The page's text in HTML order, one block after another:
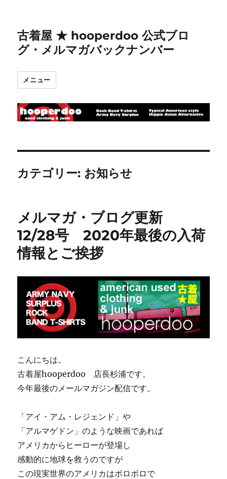
古着屋 ★ hooperdoo 公式ブロ
グ・メルマガバックナンバー
メニュー
カテゴリー: お知らせ
メルマガ・ブログ更新
12/28号 2020年最後の入荷
情報とご挨拶
こんにちは。
古着屋hooperdoo 店長杉浦です。
今年最後のメールマガジン配信です。
「アイ・アム・レジェンド」や
「アルマゲドン」のような映画であれば
アメリカからヒーローが登場し
感動的に地球を救うのですが
この現実世界のアメリカはボロボロで